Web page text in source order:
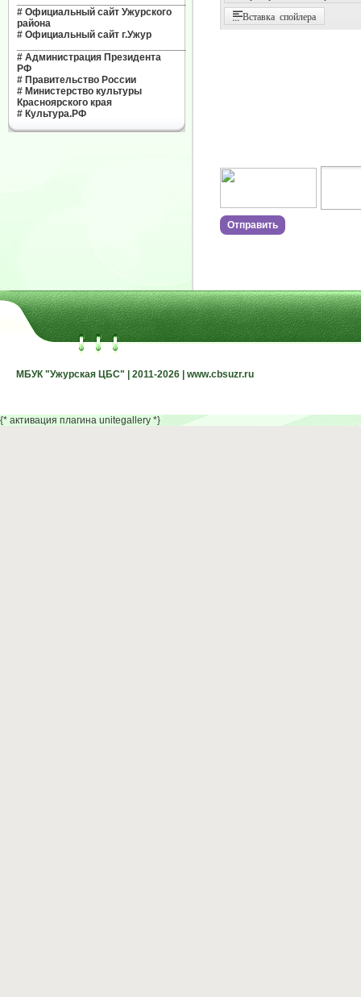
# Официальный сайт Ужурского
района
# Официальный сайт г.Ужур
# Администрация Президента
РФ
# Правительство России
# Министерство культуры
Красноярского края
# Культура.РФ
Вставка спойлера
МБУК "Ужурская ЦБС" | 2011-2026 | www.cbsuzr.ru
МБУК "Ужурская ЦБС" | 2011-2026 | www.cbsuzr.ru
{* активация плагина unitegallery *}